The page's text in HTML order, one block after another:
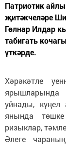
Патриотик
җитәкчеләре
Гөлнар Илдар
табигать
үткәрде.
Хәрәкәтле
уйнады, күңел
янында
ризыклар,
Әлеге